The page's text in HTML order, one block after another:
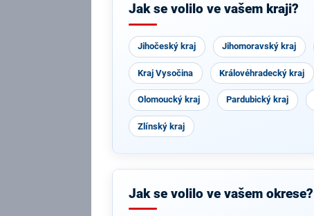
Jak se volilo ve vašem kraji?
Jihočeský kraj Jihomoravský kraj
Kraj Vysočina Královéhradecký kraj
Olomoucký kraj Pardubický kraj
Zlínský kraj
Jak se volilo ve vašem okrese?